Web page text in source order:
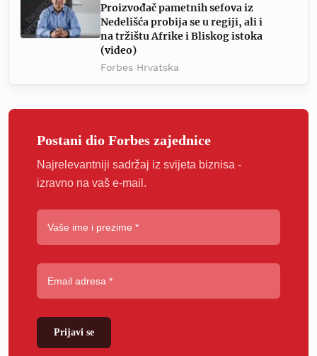
Proizvođač pametnih sefova iz
Nedelišća probija se u regiji, ali i
na tržištu Afrike i Bliskog istoka
(video)
Forbes Hrvatska
Postani dio Forbes zajednice
Najrelevantniji sadržaj iz svijeta biznisa -
izravno na vaš e-mail.
Prijavi se